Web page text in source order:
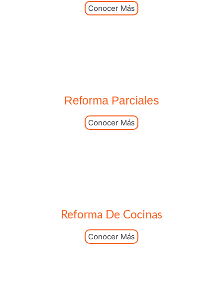
Conocer Más
Reforma Parciales
Conocer Más
Reforma De Cocinas
Conocer Más